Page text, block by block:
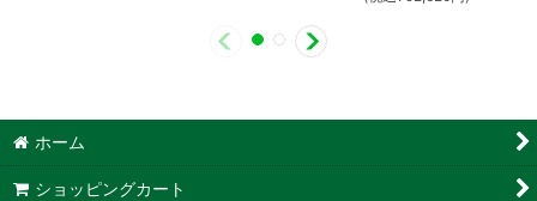
ホーム
ショッピングカート